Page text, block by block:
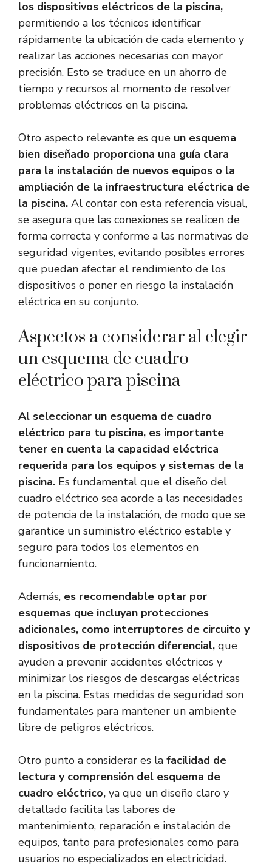
los dispositivos eléctricos de la piscina,
permitiendo a los técnicos identificar
rápidamente la ubicación de cada elemento y
realizar las acciones necesarias con mayor
precisión. Esto se traduce en un ahorro de
tiempo y recursos al momento de resolver
problemas eléctricos en la piscina.
Otro aspecto relevante es que un esquema
bien diseñado proporciona una guía clara
para la instalación de nuevos equipos o la
ampliación de la infraestructura eléctrica de
la piscina. Al contar con esta referencia visual,
se asegura que las conexiones se realicen de
forma correcta y conforme a las normativas de
seguridad vigentes, evitando posibles errores
que puedan afectar el rendimiento de los
dispositivos o poner en riesgo la instalación
eléctrica en su conjunto.
Aspectos a considerar al elegir
un esquema de cuadro
eléctrico para piscina
Al seleccionar un esquema de cuadro
eléctrico para tu piscina, es importante
tener en cuenta la capacidad eléctrica
requerida para los equipos y sistemas de la
piscina. Es fundamental que el diseño del
cuadro eléctrico sea acorde a las necesidades
de potencia de la instalación, de modo que se
garantice un suministro eléctrico estable y
seguro para todos los elementos en
funcionamiento.
Además, es recomendable optar por
esquemas que incluyan protecciones
adicionales, como interruptores de circuito y
dispositivos de protección diferencial, que
ayuden a prevenir accidentes eléctricos y
minimizar los riesgos de descargas eléctricas
en la piscina. Estas medidas de seguridad son
fundamentales para mantener un ambiente
libre de peligros eléctricos.
Otro punto a considerar es la facilidad de
lectura y comprensión del esquema de
cuadro eléctrico, ya que un diseño claro y
detallado facilita las labores de
mantenimiento, reparación e instalación de
equipos, tanto para profesionales como para
usuarios no especializados en electricidad.